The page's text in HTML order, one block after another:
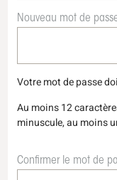
Nouveau mot de
Votre mot de passe
Au moins 12
minuscule, au moins
Confirmer le mot de